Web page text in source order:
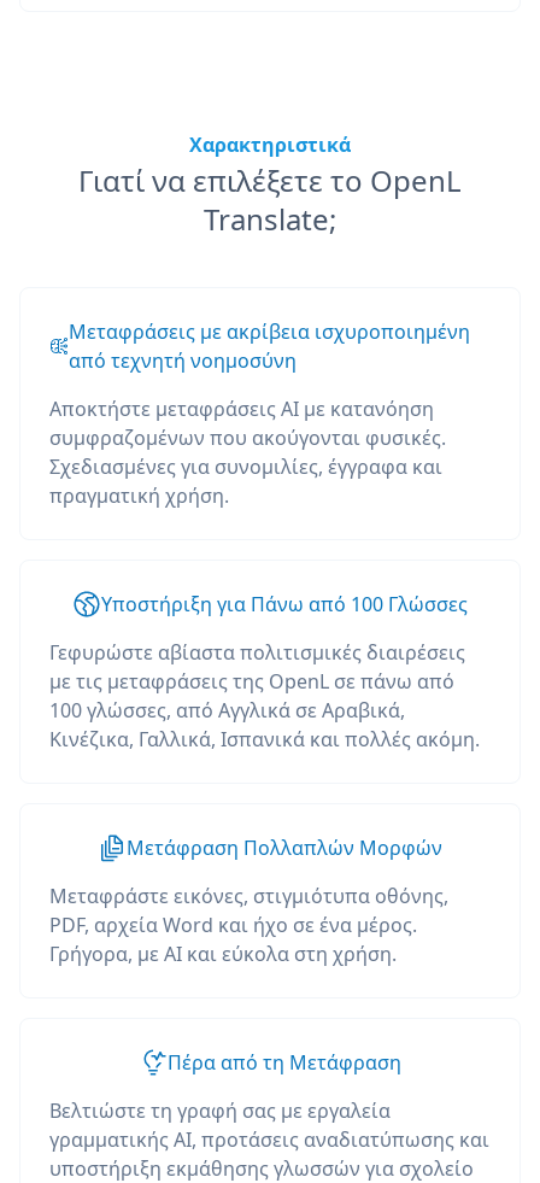
Χαρακτηριστικά
Γιατί να επιλέξετε το OpenL
Translate;
Μεταφράσεις με ακρίβεια ισχυροποιημένη
από τεχνητή νοημοσύνη
Αποκτήστε μεταφράσεις AI με κατανόηση
συμφραζομένων που ακούγονται φυσικές.
Σχεδιασμένες για συνομιλίες, έγγραφα και
πραγματική χρήση.
Υποστήριξη για Πάνω από 100 Γλώσσες
Γεφυρώστε αβίαστα πολιτισμικές διαιρέσεις
με τις μεταφράσεις της OpenL σε πάνω από
100 γλώσσες, από Αγγλικά σε Αραβικά,
Κινέζικα, Γαλλικά, Ισπανικά και πολλές ακόμη.
Μετάφραση Πολλαπλών Μορφών
Μεταφράστε εικόνες, στιγμιότυπα οθόνης,
PDF, αρχεία Word και ήχο σε ένα μέρος.
Γρήγορα, με AI και εύκολα στη χρήση.
Πέρα από τη Μετάφραση
Βελτιώστε τη γραφή σας με εργαλεία
γραμματικής AI, προτάσεις αναδιατύπωσης και
υποστήριξη εκμάθησης γλωσσών για σχολείο